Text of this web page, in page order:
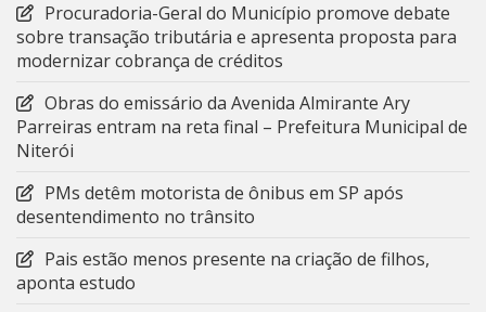
Procuradoria-Geral do Município promove debate
sobre transação tributária e apresenta proposta para
modernizar cobrança de créditos
Obras do emissário da Avenida Almirante Ary
Parreiras entram na reta final – Prefeitura Municipal de
Niterói
PMs detêm motorista de ônibus em SP após
desentendimento no trânsito
Pais estão menos presente na criação de filhos,
aponta estudo